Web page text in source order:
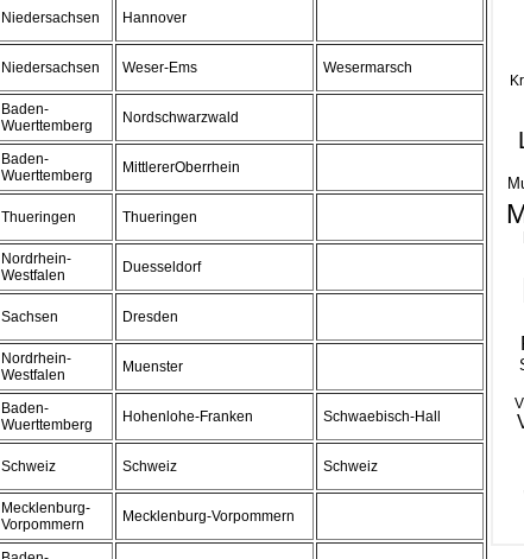
Niedersachsen Hannover
Niedersachsen Weser-Ems Wesermarsch
Baden-
Wuerttemberg
Nordschwarzwald
Baden-
Wuerttemberg
MittlererOberrhein
Thueringen Thueringen
Nordrhein-
Westfalen
Duesseldorf
Sachsen Dresden
Nordrhein-
Westfalen
Muenster
Baden-
Wuerttemberg
Hohenlohe-Franken Schwaebisch-Hall
Schweiz Schweiz Schweiz
Mecklenburg-
Vorpommern
Mecklenburg-Vorpommern